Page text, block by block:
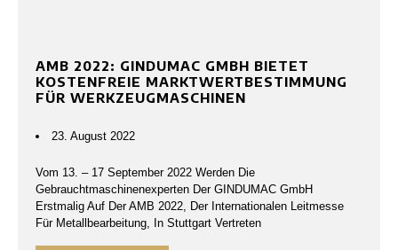
AMB 2022: GINDUMAC GMBH BIETET
KOSTENFREIE MARKTWERTBESTIMMUNG
FÜR WERKZEUGMASCHINEN
23. August 2022
Vom 13. – 17 September 2022 Werden Die
Gebrauchtmaschinenexperten Der GINDUMAC GmbH
Erstmalig Auf Der AMB 2022, Der Internationalen Leitmesse
Für Metallbearbeitung, In Stuttgart Vertreten